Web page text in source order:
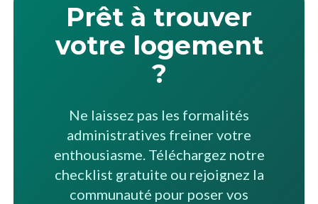
Prêt à trouver
votre logement
?
Ne laissez pas les formalités
administratives freiner votre
enthousiasme. Téléchargez notre
checklist gratuite ou rejoignez la
communauté pour poser vos